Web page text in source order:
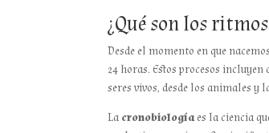
​​¿Qué son los
Desde el momento en que
24 horas. Estos procesos
seres vivos, desde los animales y
La cronobiologíaes la ciencia